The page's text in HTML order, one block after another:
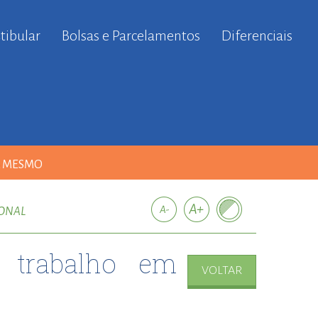
Bolsas e Parcelamentos Diferenciais
MESMO
trabalho em
VOLTAR